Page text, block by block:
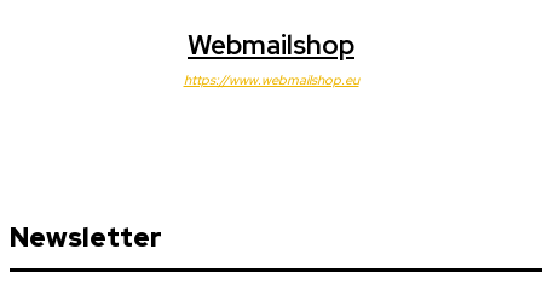
Webmailshop
https://www.webmailshop.eu
Newsletter